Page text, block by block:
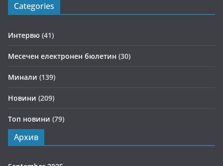
Categories
Интервю (41)
Месечен електронен бюлетин (30)
Минали (139)
Новини (209)
Топ новини (79)
Архив